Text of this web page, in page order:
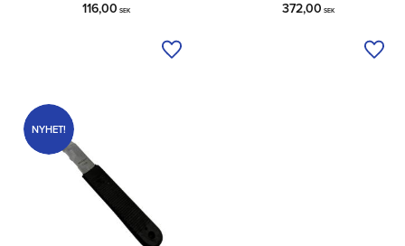
116,00 SEK
Tilføj til ønskeliste
372,00 SEK
NYHET!